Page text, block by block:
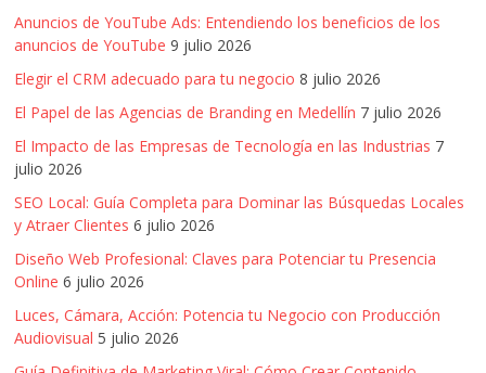
y
filiales
en
América
Latina
Una
mirada
estratégica
y
versátil
del
Anuncios de YouTube Ads: Entendiendo los beneficios de los
anuncios de YouTube 9 julio 2026
Elegir el CRM adecuado para tu negocio 8 julio 2026
El Papel de las Agencias de Branding en Medellín 7 julio 2026
El Impacto de las Empresas de Tecnología en las Industrias 7
julio 2026
SEO Local: Guía Completa para Dominar las Búsquedas Locales
y Atraer Clientes 6 julio 2026
Diseño Web Profesional: Claves para Potenciar tu Presencia
Online 6 julio 2026
Luces, Cámara, Acción: Potencia tu Negocio con Producción
Audiovisual 5 julio 2026